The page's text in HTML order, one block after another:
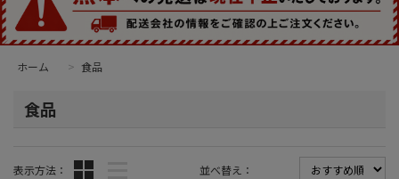
ホーム > 食品
食品
表示方法： 並べ替え：